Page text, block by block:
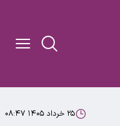
۲۵ خرداد ۱۴۰۵ ۰۸:۴۷